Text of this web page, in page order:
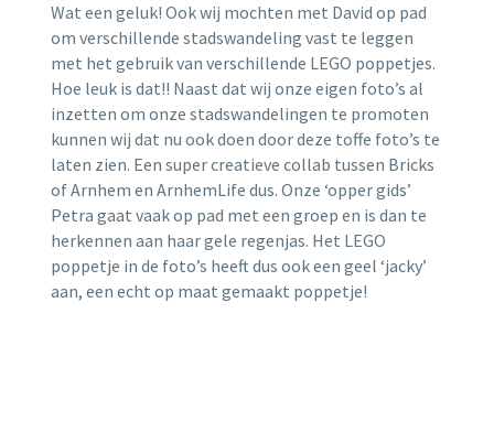
Wat een geluk! Ook wij mochten met David op pad
om verschillende stadswandeling vast te leggen
met het gebruik van verschillende LEGO poppetjes.
Hoe leuk is dat!! Naast dat wij onze eigen foto’s al
inzetten om onze stadswandelingen te promoten
kunnen wij dat nu ook doen door deze toffe foto’s te
laten zien. Een super creatieve collab tussen Bricks
of Arnhem en ArnhemLife dus. Onze ‘opper gids’
Petra gaat vaak op pad met een groep en is dan te
herkennen aan haar gele regenjas. Het LEGO
poppetje in de foto’s heeft dus ook een geel ‘jacky’
aan, een echt op maat gemaakt poppetje!